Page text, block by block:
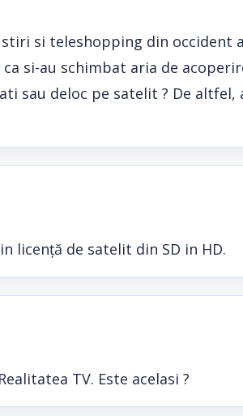
stiri si teleshopping din
ca si-au schimbat aria de
sau deloc pe satelit ? De
licență de satelit din SD in HD.
TV. Este acelasi ?